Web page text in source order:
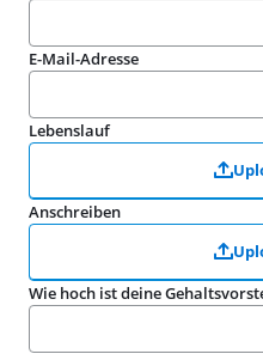
E-Mail-Adresse
Lebenslauf
Anschreiben
Wie hoch ist deine